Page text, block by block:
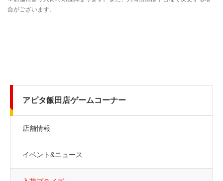
アピタ飯田店ゲームコーナー
店舗情報
イベント&ニュース